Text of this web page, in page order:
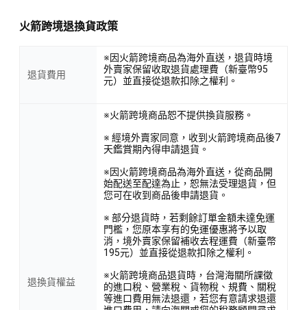
火箭跨境退換貨政策
退貨費用
※因火箭跨境商品為海外直送，退貨時境
外賣家保留收取退貨處理費（新臺幣95
元）並直接從退款扣除之權利。
退換貨權益
※火箭跨境商品恕不提供換貨服務。
※ 經境外賣家同意，收到火箭跨境商品後7
天鑑賞期內得申請退貨。
※因火箭跨境商品為海外直送，從商品開
始配送至配達為止，恕無法受理退貨，但
您可在收到商品後申請退貨。
※ 部分退貨時，若剩餘訂單金額未達免運
門檻，您原本享有的免運優惠將予以取
消，境外賣家保留補收去程運費（新臺幣
195元）並直接從退款扣除之權利。
※火箭跨境商品退貨時，台灣海關所課徵
的進口稅、營業稅、貨物稅、規費、關稅
等進口費用無法退還，若您有意請求退還